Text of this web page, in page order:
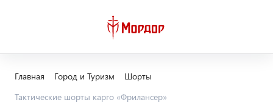
Главная Город и Туризм
Шорты
Тактические шорты карго «Фрилансер»